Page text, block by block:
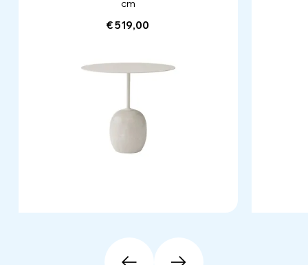
cm
€ 519,00